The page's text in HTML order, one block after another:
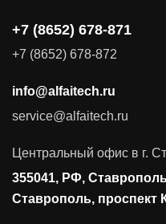
+7 (8652) 678-871
+7 (8652) 678-872
info@alfaitech.ru
service@alfaitech.ru
Центральный офис в г.
355041, РФ,
Ставрополь, проспект